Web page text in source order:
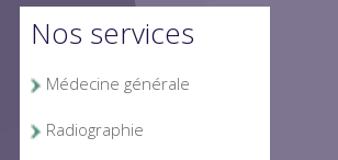
Nos services
Médecine générale
Radiographie